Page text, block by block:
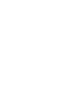
·
·
·
·
·